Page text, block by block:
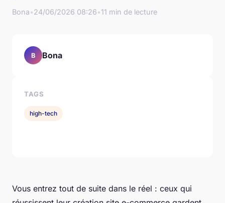
Bona•24/06/2026 08:26•11 min de lecture
Vous entrez tout de suite dans le réel : ceux qui
B Bona
TAGS
high-tech